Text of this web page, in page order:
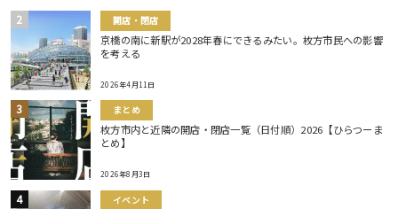
開店・閉店
京橋の南に新駅が2028年春にできるみたい。枚方市民への影響
を考える
2026年4月11日
まとめ
枚方市内と近隣の開店・閉店一覧（日付順）2026【ひらつーま
とめ】
2026年8月3日
イベント